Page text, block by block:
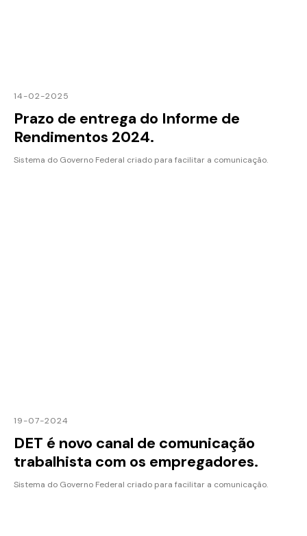
14-02-2025
Prazo de entrega do Informe de
Rendimentos 2024.
Sistema do Governo Federal criado para facilitar a comunicação.
19-07-2024
DET é novo canal de comunicação
trabalhista com os empregadores.
Sistema do Governo Federal criado para facilitar a comunicação.